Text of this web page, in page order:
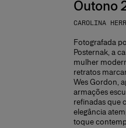
Outono
CAROLINA
Fotografada
Posternak, a
mulher
retratos
Wes Gordon,
armações
refinadas que
elegância
toque